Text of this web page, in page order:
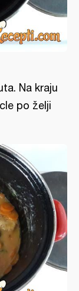
Na kraju
po želji